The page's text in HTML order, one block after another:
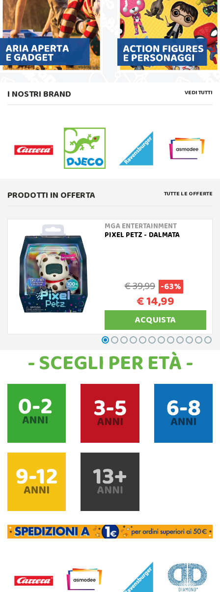
I NOSTRI BRAND VEDI TUTTI
PRODOTTI IN OFFERTA TUTTE LE OFFERTE
MGA ENTERTAINMENT
PIXEL PETZ - DALMATA
€ 39,99 -63%
€ 14,99
ACQUISTA
- SCEGLI PER ETÀ -